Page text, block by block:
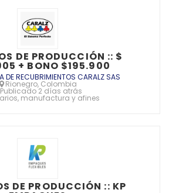
DE PRODUCCIÓN :: $
+ BONO $195.900
DE RECUBRIMIENTOS CARALZ SAS
Rionegro, Colombia
Publicado 2 días atrás
manufactura y afines
DE PRODUCCIÓN :: KP